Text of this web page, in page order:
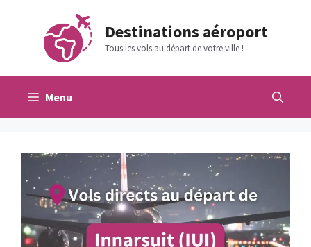
contenu
Destinations aéroport
Tous les vols au départ de votre ville !
Menu